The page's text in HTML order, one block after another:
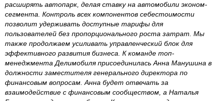
расширять автопарк, делая ставку на автомобили эконом-
сегмента. Контроль всех компонентов себестоимости
позволит удерживать доступные тарифы для
пользователей без пропорционального роста затрат. Мы
также продолжаем усиливать управленческий блок для
эффективного развития бизнеса. К команде топ-
менеджмента Делимобиля присоединилась Анна Манушина в
должности заместителя генерального директора по
финансовым вопросам. Анна будет отвечать за
взаимодействие с финансовым сообществом, а Наталья